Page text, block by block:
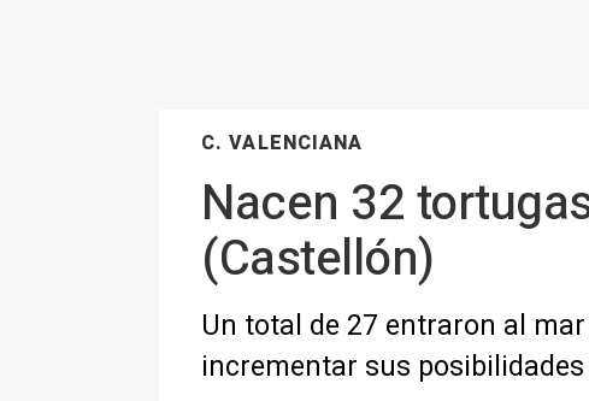
C. VALENCIANA
Nacen 32
(Castellón)
Un total de 27 entraron al
incrementar sus